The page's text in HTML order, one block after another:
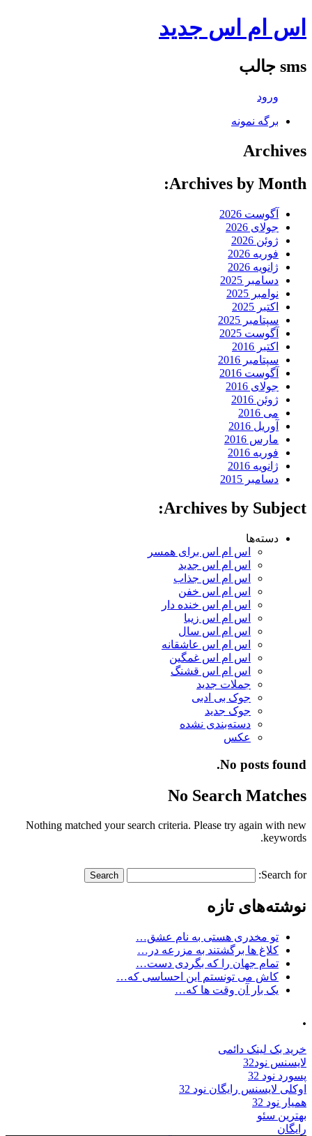
اس ام اس جدید
sms جالب
ورود
برگه نمونه
Archives
Archives by Month:
آگوست 2026
جولای 2026
ژوئن 2026
فوریه 2026
ژانویه 2026
دسامبر 2025
نوامبر 2025
اکتبر 2025
سپتامبر 2025
آگوست 2025
اکتبر 2016
سپتامبر 2016
آگوست 2016
جولای 2016
ژوئن 2016
می 2016
آوریل 2016
مارس 2016
فوریه 2016
ژانویه 2016
دسامبر 2015
Archives by Subject:
دسته‌ها
اس ام اس برای همسر
اس ام اس جدید
اس ام اس جذاب
اس ام اس خفن
اس ام اس خنده دار
اس ام اس زیبا
اس ام اس سال
اس ام اس عاشقانه
اس ام اس غمگین
اس ام اس قشنگ
جملات جدید
جوک بی ادبی
جوک جدید
دسته‌بندی نشده
عکس
No posts found.
No Search Matches
Nothing matched your search criteria. Please try again with new
keywords.
Search for:
نوشته‌های تازه
تو مخدری هستی به نام عشق…
کلاغ ها برگشتند به مزرعه در…
تمام جهان را که بگردی دست…
کاش می تونستم این احساسی که…
یک بار آن وقت ها که…
.
خرید بک لینک دائمی
لایسنس نود32
پسورد نود 32
اوکلی لایسنس رایگان نود 32
همیار نود 32
بهترین سئو
رایگان